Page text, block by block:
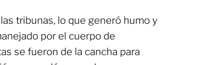
tribunas, lo que generó humo y
por el cuerpo de
se fueron de la cancha para